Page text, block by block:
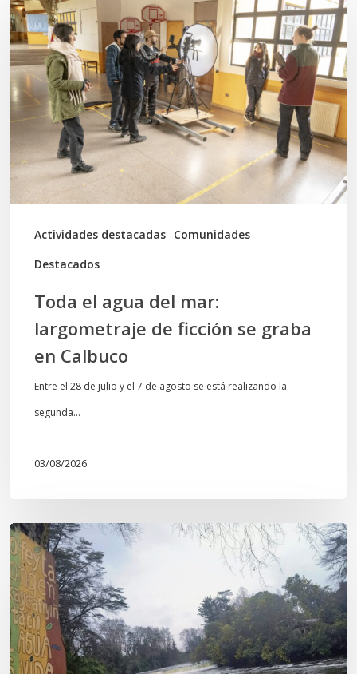
Actividades destacadas Comunidades
Destacados
el
agua
del
mar:
largometraje
de
ficción
se
graba
Toda el agua del mar:
largometraje de ficción se graba
en Calbuco
Entre el 28 de julio y el 7 de agosto se está realizando la
segunda…
03/08/2026
En
defensa
del
Salto
Donguil
y